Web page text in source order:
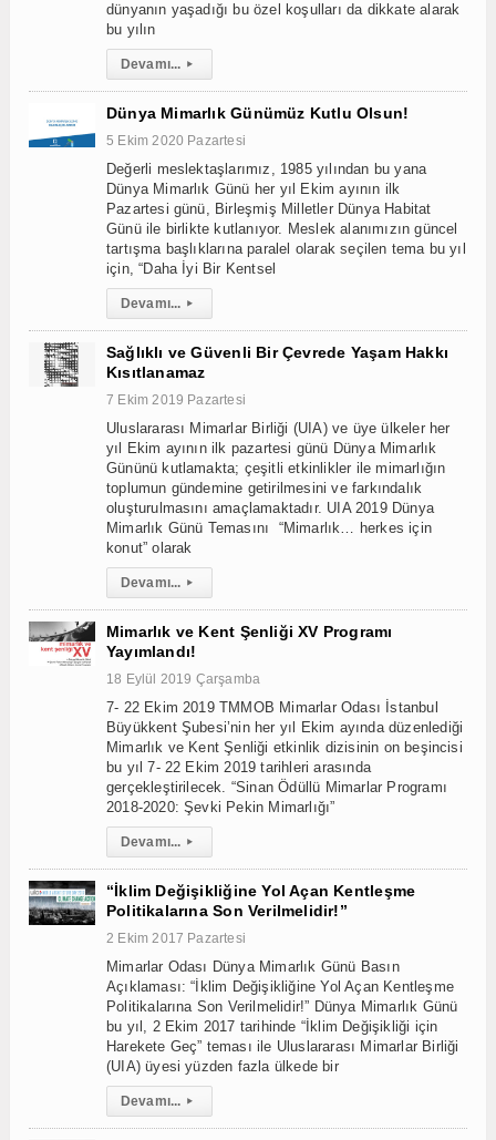
dünyanın yaşadığı bu özel koşulları da dikkate alarak
bu yılın
Devamı... ▸
Dünya Mimarlık Günümüz Kutlu Olsun!
5 Ekim 2020 Pazartesi
Değerli meslektaşlarımız, 1985 yılından bu yana
Dünya Mimarlık Günü her yıl Ekim ayının ilk
Pazartesi günü, Birleşmiş Milletler Dünya Habitat
Günü ile birlikte kutlanıyor. Meslek alanımızın güncel
tartışma başlıklarına paralel olarak seçilen tema bu yıl
için, “Daha İyi Bir Kentsel
Devamı... ▸
Sağlıklı ve Güvenli Bir Çevrede Yaşam Hakkı
Kısıtlanamaz
7 Ekim 2019 Pazartesi
Uluslararası Mimarlar Birliği (UIA) ve üye ülkeler her
yıl Ekim ayının ilk pazartesi günü Dünya Mimarlık
Gününü kutlamakta; çeşitli etkinlikler ile mimarlığın
toplumun gündemine getirilmesini ve farkındalık
oluşturulmasını amaçlamaktadır. UIA 2019 Dünya
Mimarlık Günü Temasını “Mimarlık… herkes için
konut” olarak
Devamı... ▸
Mimarlık ve Kent Şenliği XV Programı
Yayımlandı!
18 Eylül 2019 Çarşamba
7- 22 Ekim 2019 TMMOB Mimarlar Odası İstanbul
Büyükkent Şubesi’nin her yıl Ekim ayında düzenlediği
Mimarlık ve Kent Şenliği etkinlik dizisinin on beşincisi
bu yıl 7- 22 Ekim 2019 tarihleri arasında
gerçekleştirilecek. “Sinan Ödüllü Mimarlar Programı
2018-2020: Şevki Pekin Mimarlığı”
Devamı... ▸
“İklim Değişikliğine Yol Açan Kentleşme
Politikalarına Son Verilmelidir!”
2 Ekim 2017 Pazartesi
Mimarlar Odası Dünya Mimarlık Günü Basın
Açıklaması: “İklim Değişikliğine Yol Açan Kentleşme
Politikalarına Son Verilmelidir!” Dünya Mimarlık Günü
bu yıl, 2 Ekim 2017 tarihinde “İklim Değişikliği için
Harekete Geç” teması ile Uluslararası Mimarlar Birliği
(UIA) üyesi yüzden fazla ülkede bir
Devamı... ▸